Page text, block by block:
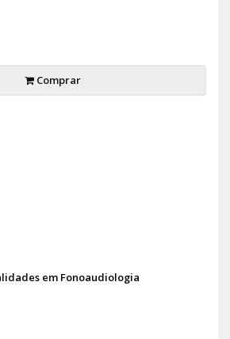
Comprar
em Fonoaudiologia